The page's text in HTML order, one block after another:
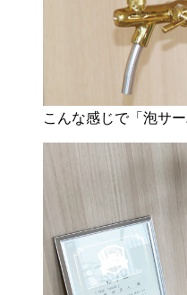
こんな感じで「泡サ